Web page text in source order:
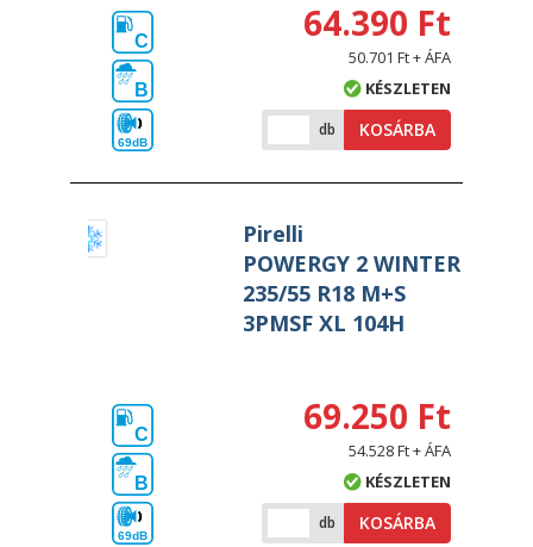
C
B
69dB
64.390 Ft
50.701 Ft + ÁFA
KÉSZLETEN
db KOSÁRBA
Pirelli
POWERGY 2 WINTER
235/55 R18 M+S
3PMSF XL 104H
C
B
69dB
69.250 Ft
54.528 Ft + ÁFA
KÉSZLETEN
db KOSÁRBA